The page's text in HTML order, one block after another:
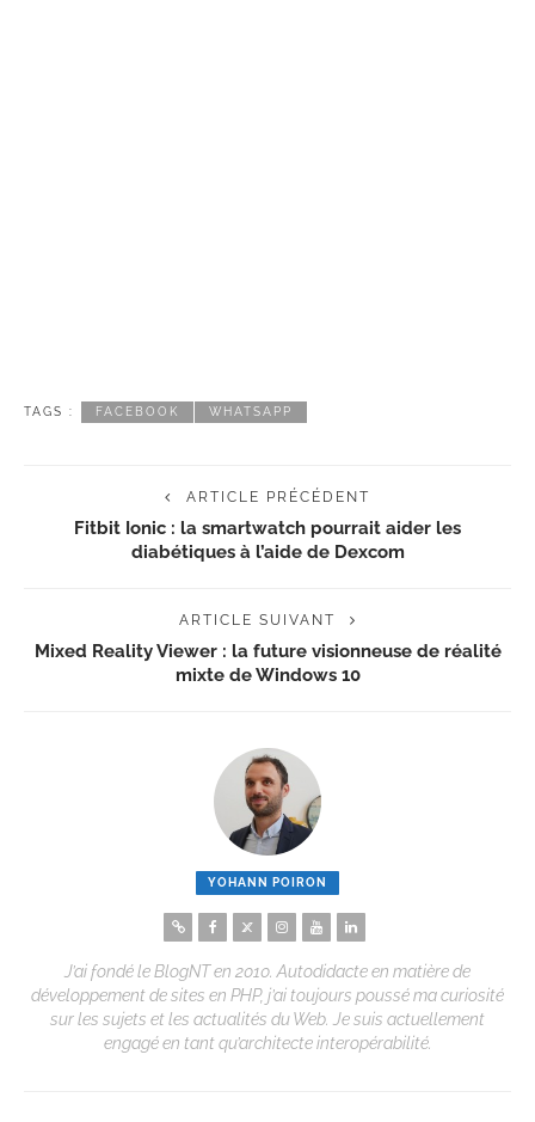
TAGS : FACEBOOK WHATSAPP
ARTICLE PRÉCÉDENT
Fitbit Ionic : la smartwatch pourrait aider les
diabétiques à l’aide de Dexcom
ARTICLE SUIVANT
Mixed Reality Viewer : la future visionneuse de réalité
mixte de Windows 10
YOHANN POIRON
J’ai fondé le BlogNT en 2010. Autodidacte en matière de
développement de sites en PHP, j’ai toujours poussé ma curiosité
sur les sujets et les actualités du Web. Je suis actuellement
engagé en tant qu’architecte interopérabilité.